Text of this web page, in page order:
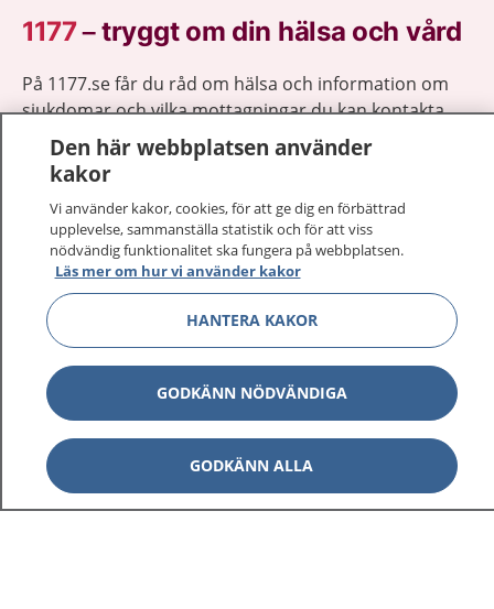
1177–tryggt om din hälsa och vård
På 1177.se får du råd om hälsa och information om
sjukdomar och vilka mottagningar du kan kontakta.
Logga in för att läsa din journal och göra dina
vårdärenden. Ring telefonnummer 1177 för
sjukvårdsrådgivning dygnet runt.
1177 ger dig råd när du vill må bättre.
1177 på flera språk Visa
Om 1177 Visa
Kontakt Visa
Den här webbplatsen använder
kakor
Vi använder kakor, cookies, för att ge dig en förbättrad
upplevelse, sammanställa statistik och för att viss
nödvändig funktionalitet ska fungera på webbplatsen.
Läs mer om hur vi använder kakor
HANTERA KAKOR
GODKÄNN NÖDVÄNDIGA
GODKÄNN ALLA